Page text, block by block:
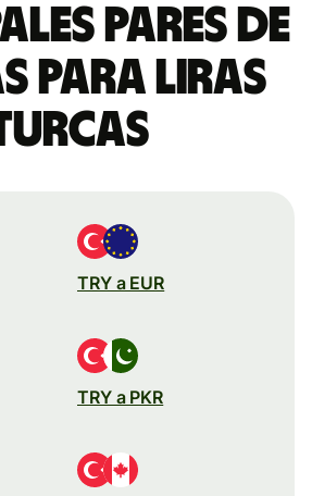
pares de
para liras
TRY a EUR
TRY a PKR